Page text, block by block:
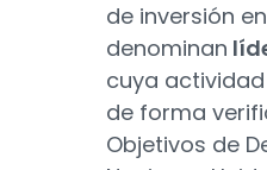
de inversión
denominan
cuya
de forma
Objetivos de